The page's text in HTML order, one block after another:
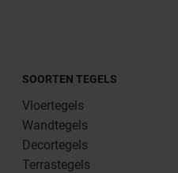
SOORTEN TEGELS
Vloertegels
Wandtegels
Decortegels
Terrastegels